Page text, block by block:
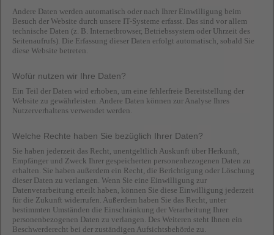
Andere Daten werden automatisch oder nach Ihrer Einwilligung beim
Besuch der Website durch unsere IT-Systeme erfasst. Das sind vor allem
technische Daten (z. B. Internetbrowser, Betriebssystem oder Uhrzeit des
Seitenaufrufs). Die Erfassung dieser Daten erfolgt automatisch, sobald Sie
diese Website betreten.
Wofür nutzen wir Ihre Daten?
Ein Teil der Daten wird erhoben, um eine fehlerfreie Bereitstellung der
Website zu gewährleisten. Andere Daten können zur Analyse Ihres
Nutzerverhaltens verwendet werden.
Welche Rechte haben Sie bezüglich Ihrer Daten?
Sie haben jederzeit das Recht, unentgeltlich Auskunft über Herkunft,
Empfänger und Zweck Ihrer gespeicherten personenbezogenen Daten zu
erhalten. Sie haben außerdem ein Recht, die Berichtigung oder Löschung
dieser Daten zu verlangen. Wenn Sie eine Einwilligung zur
Datenverarbeitung erteilt haben, können Sie diese Einwilligung jederzeit
für die Zukunft widerrufen. Außerdem haben Sie das Recht, unter
bestimmten Umständen die Einschränkung der Verarbeitung Ihrer
personenbezogenen Daten zu verlangen. Des Weiteren steht Ihnen ein
Beschwerderecht bei der zuständigen Aufsichtsbehörde zu.